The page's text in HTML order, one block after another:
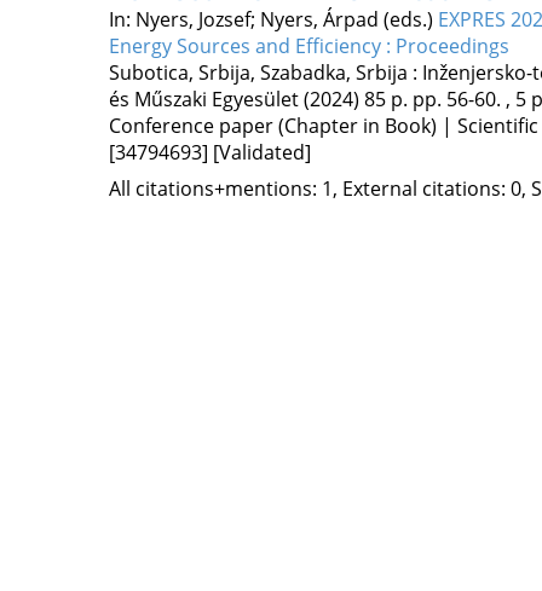
In: Nyers, Jozsef; Nyers, Árpad (eds.) EXPRES
Energy Sources and Efficiency : Proceedings
Subotica, Srbija, Szabadka, Srbija :
és Műszaki Egyesület(2024) 85 p. pp. 56-60. , 5
Conference paper (Chapter in Book) | Scientific
[34794693] [Validated]
All citations+mentions: 1, External citations: 0,